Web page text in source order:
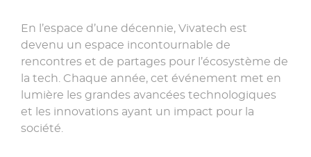
En l’espace d’une décennie, Vivatech est
devenu un espace incontournable de
rencontres et de partages pour l’écosystème de
la tech. Chaque année, cet événement met en
lumière les grandes avancées technologiques
et les innovations ayant un impact pour la
société.